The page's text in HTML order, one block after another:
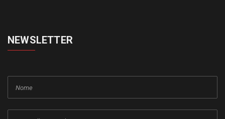
NEWSLETTER